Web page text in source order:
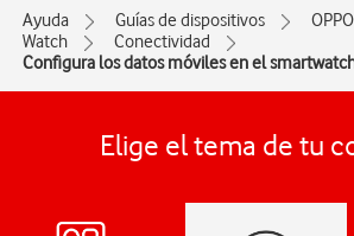
Ayuda Guías de dispositivos
OPPO
Watch
Conectividad
Configura los datos móviles en el
Elige el tema de tu